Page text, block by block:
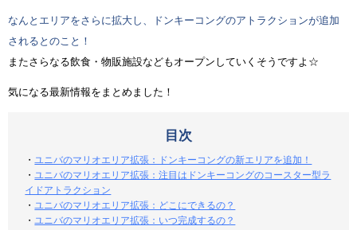
なんとエリアをさらに拡大し、ドンキーコングのアトラクションが追加
されるとのこと！
またさらなる飲食・物販施設などもオープンしていくそうですよ☆
気になる最新情報をまとめました！
目次
・ユニバのマリオエリア拡張：ドンキーコングの新エリアを追加！
・ユニバのマリオエリア拡張：注目はドンキーコングのコースター型ラ
イドアトラクション
・ユニバのマリオエリア拡張：どこにできるの？
・ユニバのマリオエリア拡張：いつ完成するの？